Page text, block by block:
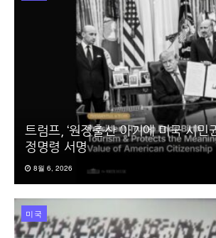
트럼프, ‘원정출산 아기에 미국 시민
정명령 서명
8월 6, 2026
미국